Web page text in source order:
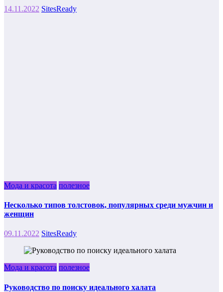
14.11.2022 SitesReady
Мода и красота полезное
Несколько типов толстовок, популярных среди мужчин и
женщин
09.11.2022 SitesReady
Мода и красота полезное
Руководство по поиску идеального халата